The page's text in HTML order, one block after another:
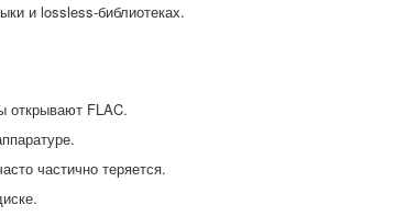
и lossless-библиотеках.
открывают FLAC.
частично теряется.